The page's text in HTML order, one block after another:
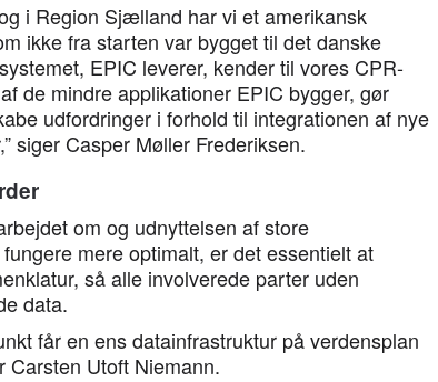
i Region Sjælland har vi et amerikansk
ikke fra starten var bygget til det danske
EPIC leverer, kender til vores CPR-
de mindre applikationer EPIC bygger, gør
udfordringer i forhold til integrationen af nye
siger Casper Møller Frederiksen.
om og udnyttelsen af store
mere optimalt, er det essentielt at
så alle involverede parter uden
data.
får en ens datainfrastruktur på verdensplan
Carsten Utoft Niemann.